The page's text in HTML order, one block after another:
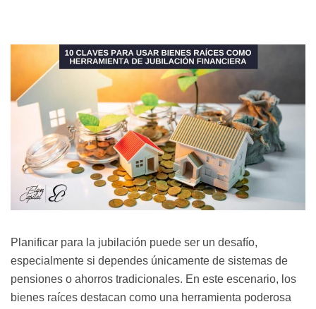
Planificar para la jubilación puede ser un desafío,
especialmente si dependes únicamente de sistemas de
pensiones o ahorros tradicionales. En este escenario, los
bienes raíces destacan como una herramienta poderosa